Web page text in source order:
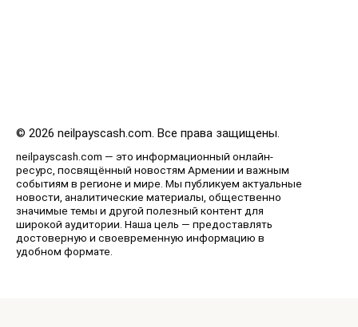
© 2026 neilpayscash.com. Все права защищены.
neilpayscash.com — это информационный онлайн-
ресурс, посвящённый новостям Армении и важным
событиям в регионе и мире. Мы публикуем актуальные
новости, аналитические материалы, общественно
значимые темы и другой полезный контент для
широкой аудитории. Наша цель — предоставлять
достоверную и своевременную информацию в
удобном формате.